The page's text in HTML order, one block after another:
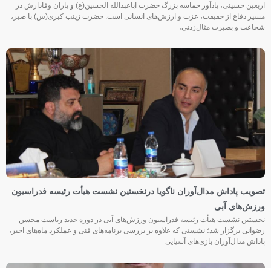
اربعین حسینی، یادآور حماسه بزرگ حضرت اباعبدالله الحسین(ع) و یاران وفادارش در
مسیر دفاع از حقیقت، عزت و ارزش‌های انسانی است. حضرت زینب کبری(س) با صبر،
شجاعت و بصیرت مثال‌زدنی،
تصویب پاداش مدال‌آوران ناگویا درنخستین نشست هیأت رئیسه فدراسیون
ورزش‌های آبی
نخستین نشست هیأت رئیسه فدراسیون ورزش‌های آبی در دوره جدید ریاست محسن
رضوانی برگزار شد؛ نشستی که علاوه بر بررسی برنامه‌های فنی و عملکرد ماه‌های اخیر،
پاداش مدال‌آوران بازی‌های آسیایی